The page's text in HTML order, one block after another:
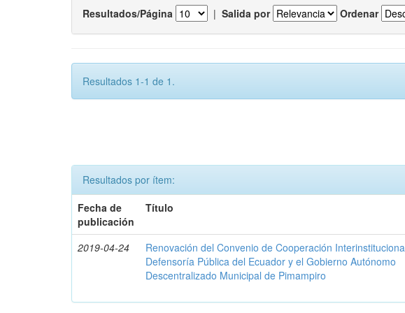
Resultados/Página | Salida por Ordenar
Resultados 1-1 de 1.
Resultados por ítem:
Fecha de
publicación
Título
2019-04-24
Renovación del Convenio de Cooperación
Defensoría Pública del Ecuador y el Gobierno Autónomo
Descentralizado Municipal de Pimampiro